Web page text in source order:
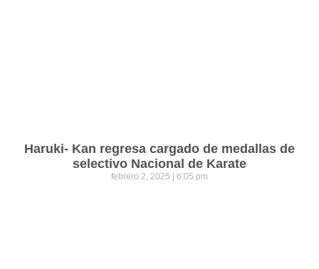
Haruki- Kan regresa cargado de medallas de
selectivo Nacional de Karate
febrero 2, 2025 6:05 pm